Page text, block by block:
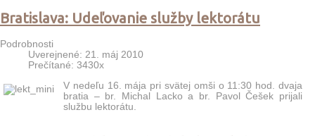
Bratislava: Udeľovanie služby lektorátu
Podrobnosti
Uverejnené: 21. máj 2010
Prečítané: 3430x
V nedeľu 16. mája pri svätej omši o 11:30 hod. dvaja
bratia – br. Michal Lacko a br. Pavol Češek prijali
službu lektorátu.